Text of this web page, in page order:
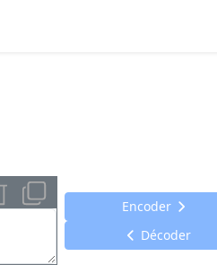
Encoder
Décoder